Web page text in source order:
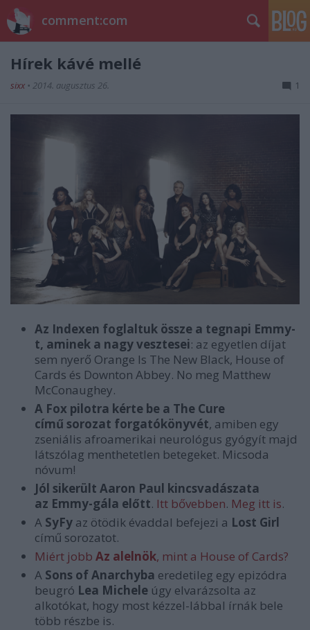
comment:com
Hírek kávé mellé
sixx • 2014. augusztus 26. 1
Az Indexen foglaltuk össze a tegnapi Emmy-
t, aminek a nagy vesztesei: az egyetlen díjat
sem nyerő Orange Is The New Black, House of
Cards és Downton Abbey. No meg Matthew
McConaughey.
A Fox pilotra kérte be a The Cure
című sorozat forgatókönyvét, amiben egy
zseniális afroamerikai neurológus gyógyít majd
látszólag menthetetlen betegeket. Micsoda
nóvum!
Jól sikerült Aaron Paul kincsvadászata
az Emmy-gála előtt. Itt bővebben. Meg itt is.
A SyFy az ötödik évaddal befejezi a Lost Girl
című sorozatot.
Miért jobb Az alelnök, mint a House of Cards?
A Sons of Anarchyba eredetileg egy epizódra
beugró Lea Michele úgy elvarázsolta az
alkotókat, hogy most kézzel-lábbal írnák bele
több részbe is.